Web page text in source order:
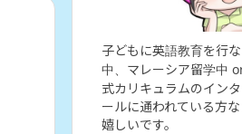
子どもに英語教育を行
中、マレーシア留学中
式カリキュラムのイン
ールに通われている方
嬉しいです。